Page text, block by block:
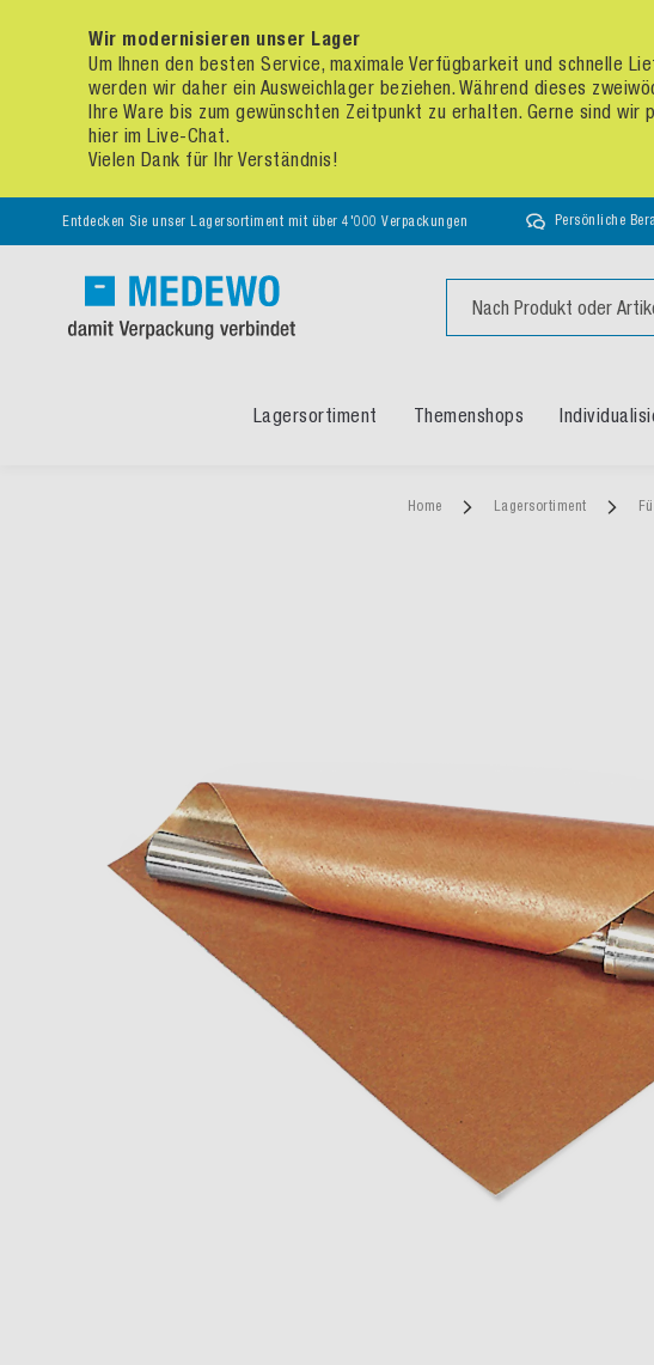
Wir modernisieren unser Lager
Um Ihnen den besten Service, maximale Verfügbarkeit und schnelle
werden wir daher ein Ausweichlager beziehen. Während dieses
Ihre Ware bis zum gewünschten Zeitpunkt zu erhalten. Gerne sind
hier im Live-Chat.
Vielen Dank für Ihr Verständnis!
Entdecken Sie unser Lagersortiment mit über 4'000 Verpackungen Persönliche
Lagersortiment Themenshops
Home Lagersortiment